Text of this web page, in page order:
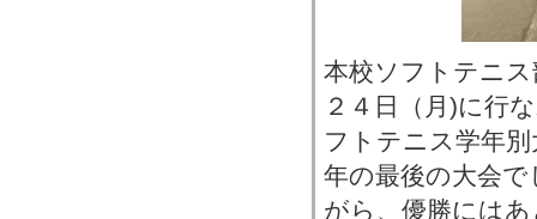
本校ソフトテニ
２４日（月)に行
フトテニス学年
年の最後の大会
がら、優勝には